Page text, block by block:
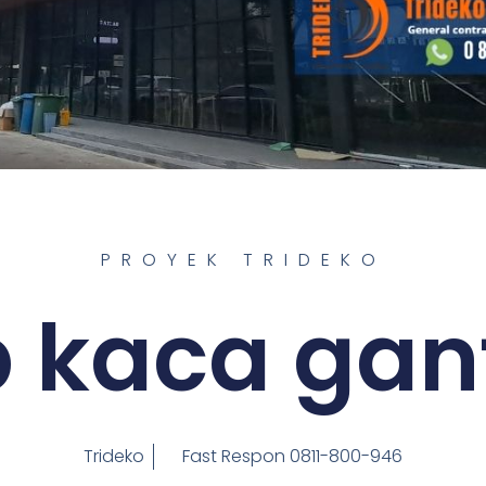
PROYEK TRIDEKO
kaca
Trideko Fast Respon 0811-800-946